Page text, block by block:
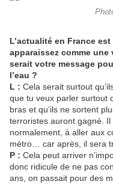
L’actualité en France
apparaissez comme une
serait votre message
l’eau ?
L : Cela serait surtout
que tu veux parler surtout
bras et qu’ils ne sortent
terroristes auront gagné. Il
normalement, à aller aux
métro… car après, il sera
P : Cela peut arriver
donc ridicule de ne pas
ans, on passait pour des